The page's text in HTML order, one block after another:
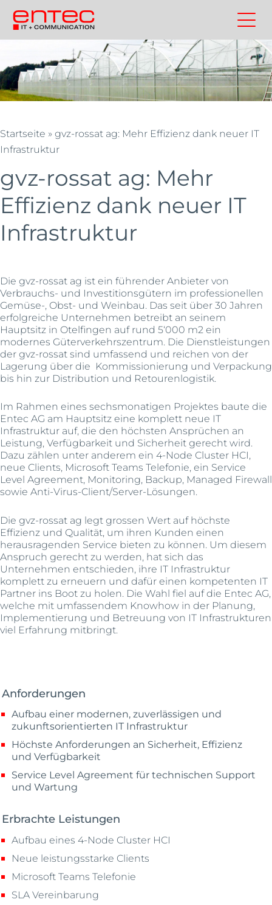
Zum
Inhalt
springen
Entec
|
Outsourcing
Cloud
Schweiz
Kontakt Suchen
Startseite »gvz-rossat ag: Mehr Effizienz dank neuer IT
Infrastruktur
gvz-rossat ag: Mehr
Effizienz dank neuer IT
Infrastruktur
Die gvz-rossat ag ist ein führender Anbieter von
Verbrauchs- und Investitionsgütern im professionellen
Gemüse-, Obst- und Weinbau. Das seit über 30 Jahren
erfolgreiche Unternehmen betreibt an seinem
Hauptsitz in Otelfingen auf rund 5‘000 m2 ein
modernes Güterverkehrszentrum. Die Dienstleistungen
der gvz-rossat sind umfassend und reichen von der
Lagerung über die Kommissionierung und Verpackung
bis hin zur Distribution und Retourenlogistik.
Im Rahmen eines sechsmonatigen Projektes baute die
Entec AG am Hauptsitz eine komplett neue IT
Infrastruktur auf, die den höchsten Ansprüchen an
Leistung, Verfügbarkeit und Sicherheit gerecht wird.
Dazu zählen unter anderem ein 4-Node Cluster HCI,
neue Clients, Microsoft Teams Telefonie, ein Service
Level Agreement, Monitoring, Backup, Managed Firewall
sowie Anti-Virus-Client/Server-Lösungen.
Die gvz-rossat ag legt grossen Wert auf höchste
Effizienz und Qualität, um ihren Kunden einen
herausragenden Service bieten zu können. Um diesem
Anspruch gerecht zu werden, hat sich das
Unternehmen entschieden, ihre IT Infrastruktur
komplett zu erneuern und dafür einen kompetenten IT
Partner ins Boot zu holen. Die Wahl fiel auf die Entec AG,
welche mit umfassendem Knowhow in der Planung,
Implementierung und Betreuung von IT Infrastrukturen
viel Erfahrung mitbringt.
Anforderungen
Aufbau einer modernen, zuverlässigen und
zukunftsorientierten IT Infrastruktur
Höchste Anforderungen an Sicherheit, Effizienz
und Verfügbarkeit
Service Level Agreement für technischen Support
und Wartung
Erbrachte Leistungen
Aufbau eines 4-Node Cluster HCI
Neue leistungsstarke Clients
Microsoft Teams Telefonie
SLA Vereinbarung